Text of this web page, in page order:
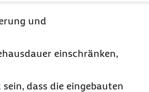
und
einschränken,
dass die eingebauten